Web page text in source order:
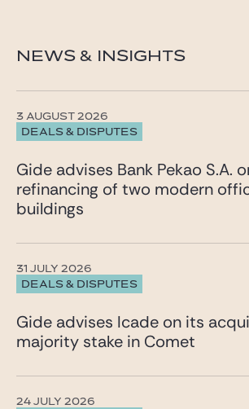
NEWS & INSIGHTS
DEALS & DISPUTES
3 AUGUST 2026
Gide advises Bank Pekao S.A.
refinancing of two modern
buildings
DEALS & DISPUTES
31 JULY 2026
Gide advises Icade on its
majority stake in Comet
24 JULY 2026